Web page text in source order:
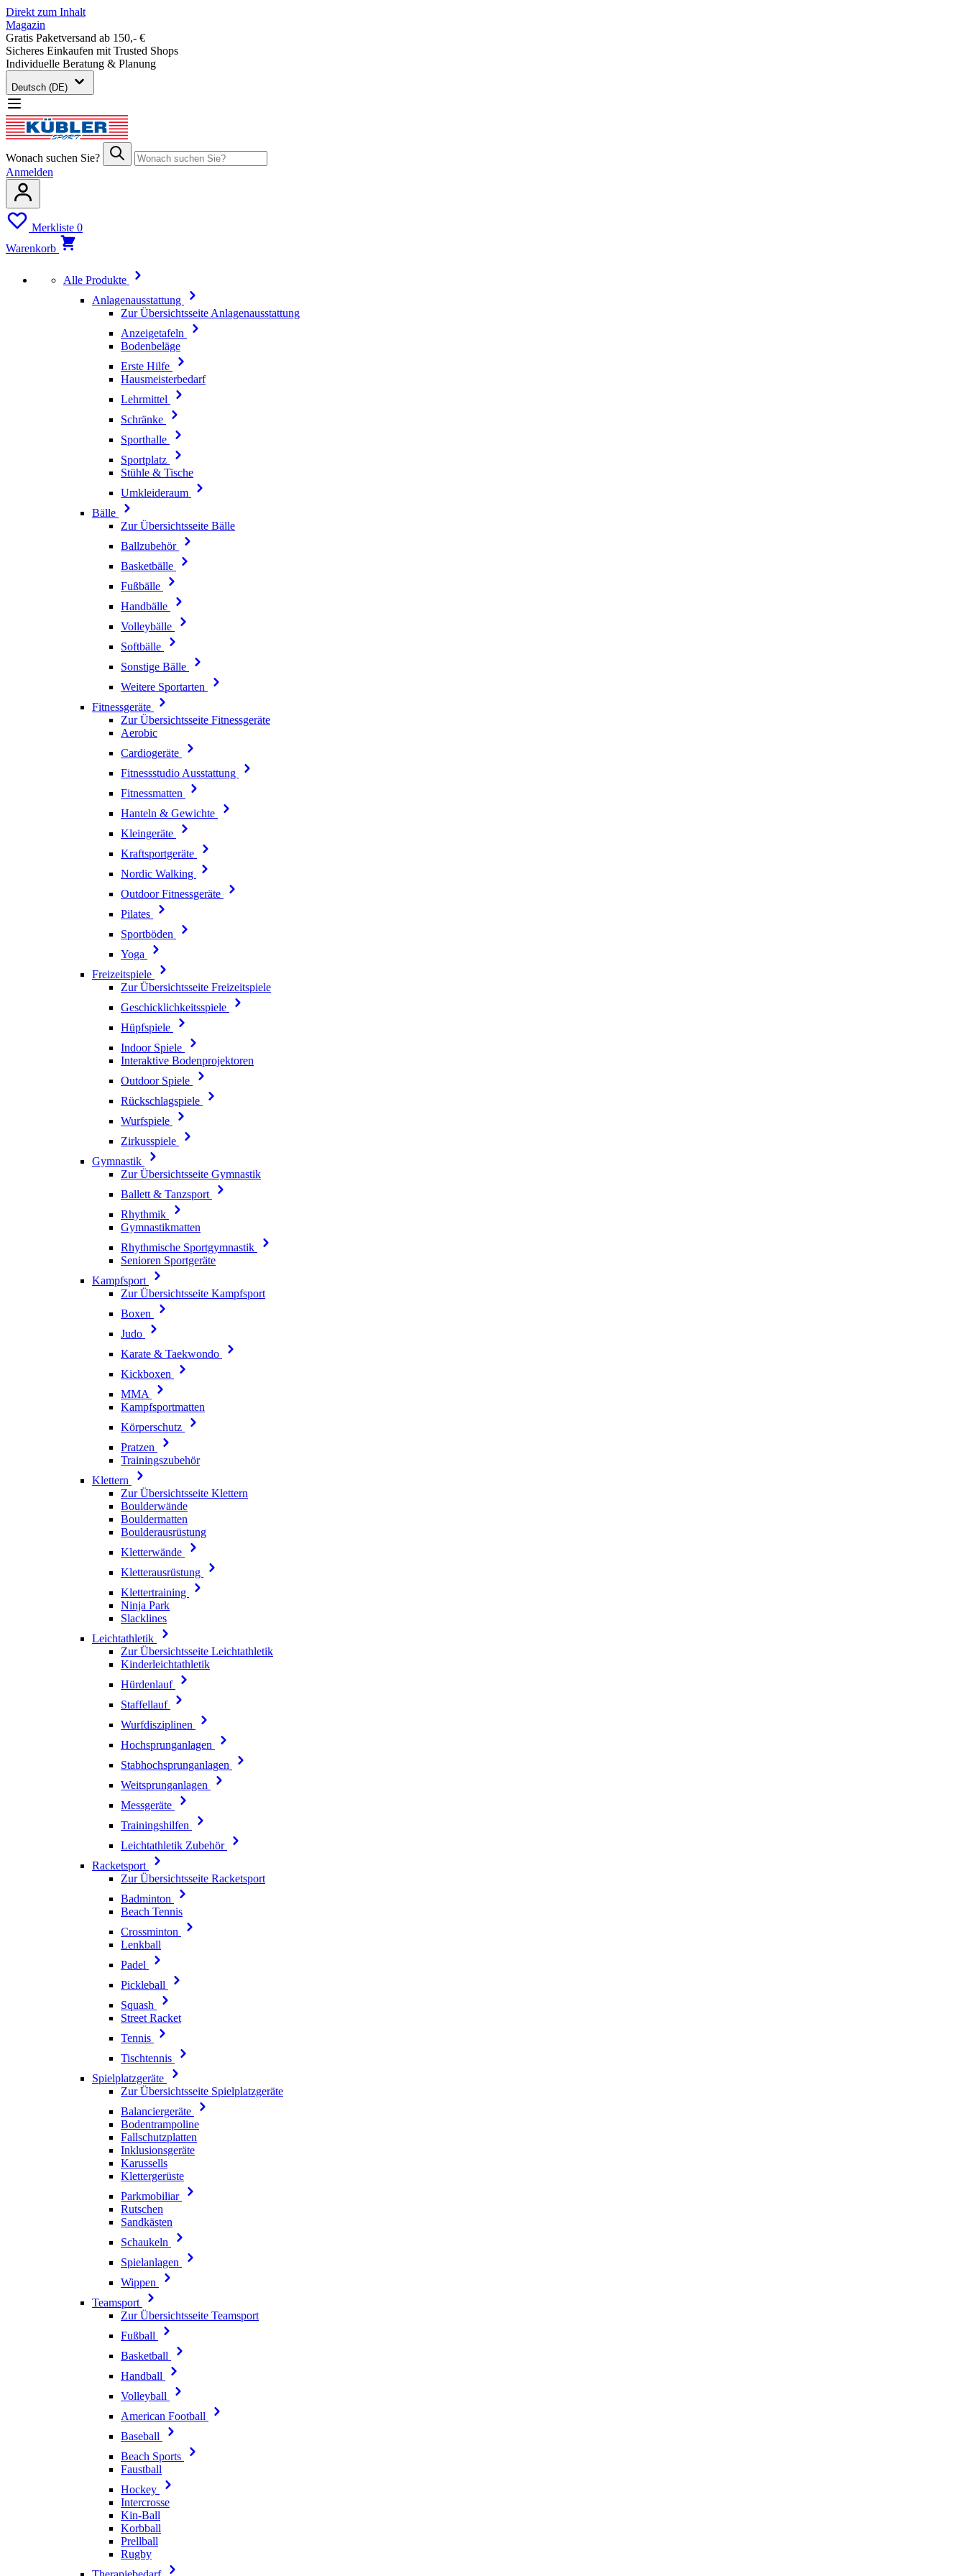
Direkt zum Inhalt
Magazin
Gratis Paketversand ab 150,- €
Sicheres Einkaufen mit Trusted Shops
Individuelle Beratung & Planung
Deutsch (DE)
Wonach suchen Sie?
Anmelden
Merkliste 0
Warenkorb
Alle Produkte
Anlagenausstattung
Zur Übersichtsseite Anlagenausstattung
Anzeigetafeln
Bodenbeläge
Erste Hilfe
Hausmeisterbedarf
Lehrmittel
Schränke
Sporthalle
Sportplatz
Stühle & Tische
Umkleideraum
Bälle
Zur Übersichtsseite Bälle
Ballzubehör
Basketbälle
Fußbälle
Handbälle
Volleybälle
Softbälle
Sonstige Bälle
Weitere Sportarten
Fitnessgeräte
Zur Übersichtsseite Fitnessgeräte
Aerobic
Cardiogeräte
Fitnessstudio Ausstattung
Fitnessmatten
Hanteln & Gewichte
Kleingeräte
Kraftsportgeräte
Nordic Walking
Outdoor Fitnessgeräte
Pilates
Sportböden
Yoga
Freizeitspiele
Zur Übersichtsseite Freizeitspiele
Geschicklichkeitsspiele
Hüpfspiele
Indoor Spiele
Interaktive Bodenprojektoren
Outdoor Spiele
Rückschlagspiele
Wurfspiele
Zirkusspiele
Gymnastik
Zur Übersichtsseite Gymnastik
Ballett & Tanzsport
Rhythmik
Gymnastikmatten
Rhythmische Sportgymnastik
Senioren Sportgeräte
Kampfsport
Zur Übersichtsseite Kampfsport
Boxen
Judo
Karate & Taekwondo
Kickboxen
MMA
Kampfsportmatten
Körperschutz
Pratzen
Trainingszubehör
Klettern
Zur Übersichtsseite Klettern
Boulderwände
Bouldermatten
Boulderausrüstung
Kletterwände
Kletterausrüstung
Klettertraining
Ninja Park
Slacklines
Leichtathletik
Zur Übersichtsseite Leichtathletik
Kinderleichtathletik
Hürdenlauf
Staffellauf
Wurfdisziplinen
Hochsprunganlagen
Stabhochsprunganlagen
Weitsprunganlagen
Messgeräte
Trainingshilfen
Leichtathletik Zubehör
Racketsport
Zur Übersichtsseite Racketsport
Badminton
Beach Tennis
Crossminton
Lenkball
Padel
Pickleball
Squash
Street Racket
Tennis
Tischtennis
Spielplatzgeräte
Zur Übersichtsseite Spielplatzgeräte
Balanciergeräte
Bodentrampoline
Fallschutzplatten
Inklusionsgeräte
Karussells
Klettergerüste
Parkmobiliar
Rutschen
Sandkästen
Schaukeln
Spielanlagen
Wippen
Teamsport
Zur Übersichtsseite Teamsport
Fußball
Basketball
Handball
Volleyball
American Football
Baseball
Beach Sports
Faustball
Hockey
Intercrosse
Kin-Ball
Korbball
Prellball
Rugby